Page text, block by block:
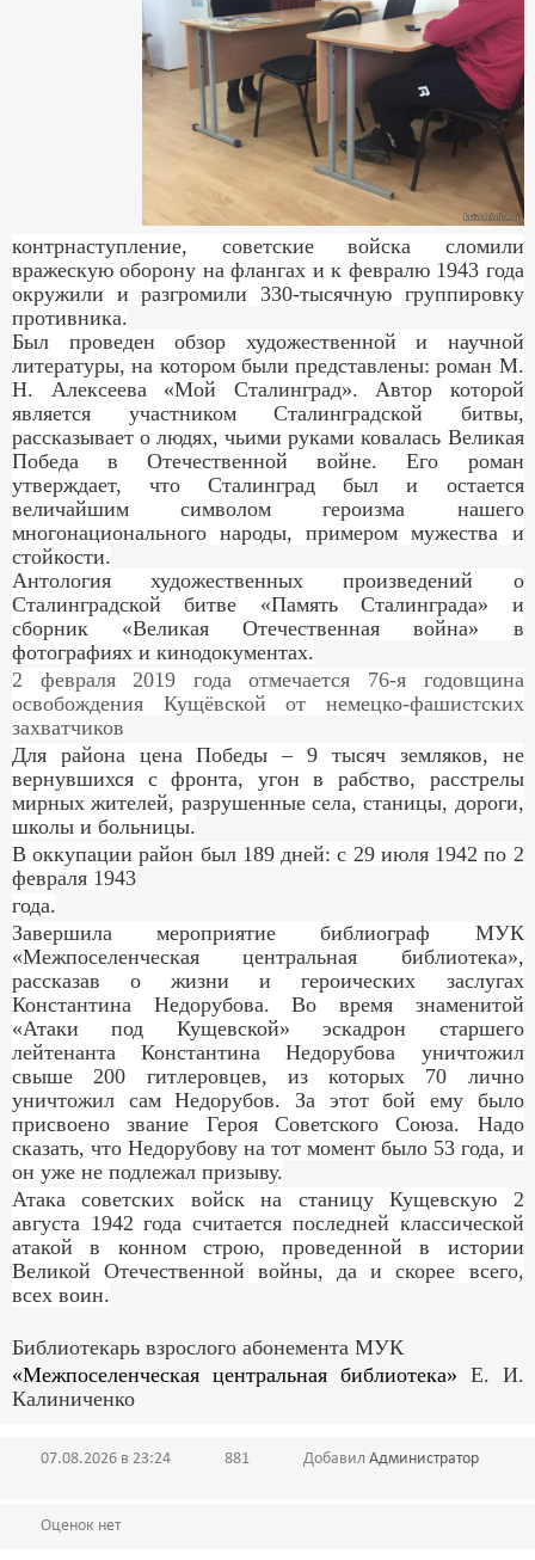
контрнаступление, советские войска сломили
вражескую оборону на флангах и к февралю 1943 года
окружили и разгромили 330-тысячную группировку
противника.
Был проведен обзор художественной и научной
литературы, на котором были представлены: роман М.
Н. Алексеева «Мой Сталинград». Автор которой
является участником Сталинградской битвы,
рассказывает о людях, чьими руками ковалась Великая
Победа в Отечественной войне. Его роман
утверждает, что Сталинград был и остается
величайшим символом героизма нашего
многонационального народы, примером мужества и
стойкости.
Антология художественных произведений о
Сталинградской битве «Память Сталинграда» и
сборник «Великая Отечественная война» в
фотографиях и кинодокументах.
2 февраля 2019 года отмечается 76-я годовщина
освобождения Кущёвской от немецко-фашистских
захватчиков
Для района цена Победы – 9 тысяч земляков, не
вернувшихся с фронта, угон в рабство, расстрелы
мирных жителей, разрушенные села, станицы, дороги,
школы и больницы.
В оккупации район был 189 дней: с 29 июля 1942 по 2
февраля 1943
года.
Завершила мероприятие библиограф МУК
«Межпоселенческая центральная библиотека»,
рассказав о жизни и героических заслугах
Константина Недорубова. Во время знаменитой
«Атаки под Кущевской»эскадрон старшего
лейтенанта Константина Недорубова уничтожил
свыше 200 гитлеровцев, из которых 70 лично
уничтожил сам Недорубов. За этот бой ему было
присвоено звание Героя Советского Союза. Надо
сказать, что Недорубову на тот момент было 53 года, и
он уже не подлежал призыву.
Атака советских войск на станицу Кущевскую 2
августа 1942 года считается последней классической
атакой в конном строю, проведенной в истории
Великой Отечественной войны, да и скорее всего,
всех воин.
Библиотекарь взрослого абонемента МУК
«Межпоселенческая центральная библиотека» Е. И.
Калиниченко
07.08.2026 в 23:24 881 Добавил Администратор
Оценок нет